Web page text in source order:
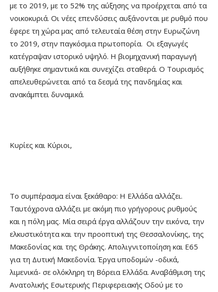
με το 2019, με το 52% της αύξησης να προέρχεται από τα
νοικοκυριά. Οι νέες επενδύσεις αυξάνονται με ρυθμό που
έφερε τη χώρα μας από τελευταία θέση στην Ευρωζώνη
το 2019, στην παγκόσμια πρωτοπορία. Οι εξαγωγές
κατέγραψαν ιστορικό υψηλό. Η βιομηχανική παραγωγή
αυξήθηκε σημαντικά και συνεχίζει σταθερά. Ο Τουρισμός
απελευθερώνεται από τα δεσμά της πανδημίας και
ανακάμπτει δυναμικά.
Κυρίες και Κύριοι,
Το συμπέρασμα είναι ξεκάθαρο: Η Ελλάδα αλλάζει.
Ταυτόχρονα αλλάζει με ακόμη πιο γρήγορους ρυθμούς
και η πόλη μας. Μία σειρά έργα αλλάζουν την εικόνα, την
ελκυστικότητα και την προοπτική της Θεσσαλονίκης, της
Μακεδονίας και της Θράκης. Απολιγνιτοποίηση και Ε65
για τη Δυτική Μακεδονία. Έργα υποδομών -οδικά,
λιμενικά- σε ολόκληρη τη Βόρεια Ελλάδα. Αναβάθμιση της
Ανατολικής Εσωτερικής Περιφερειακής Οδού με το